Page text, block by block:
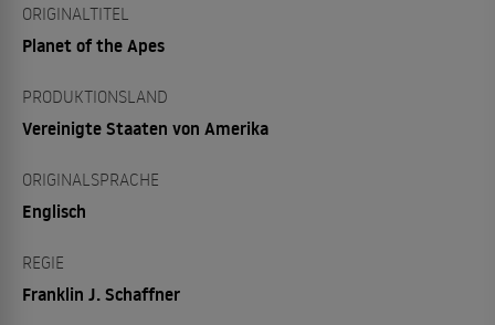
ORIGINALTITEL
Planet of the Apes
PRODUKTIONSLAND
Vereinigte Staaten von Amerika
ORIGINALSPRACHE
Englisch
REGIE
Franklin J. Schaffner